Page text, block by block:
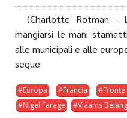
(Charlotte Rotman -
mangiarsi le mani
alle municipali e alle
segue
Europa Francia
Nigel Farage
Vlaams Belang